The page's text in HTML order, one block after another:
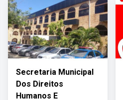
Secretaria Municipal
Dos Direitos
Humanos E